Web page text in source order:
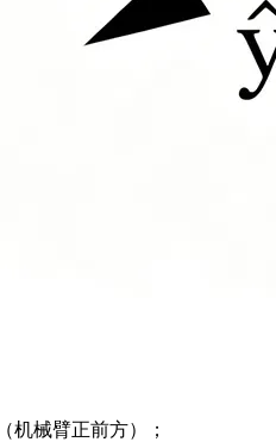
机械臂正前方）；